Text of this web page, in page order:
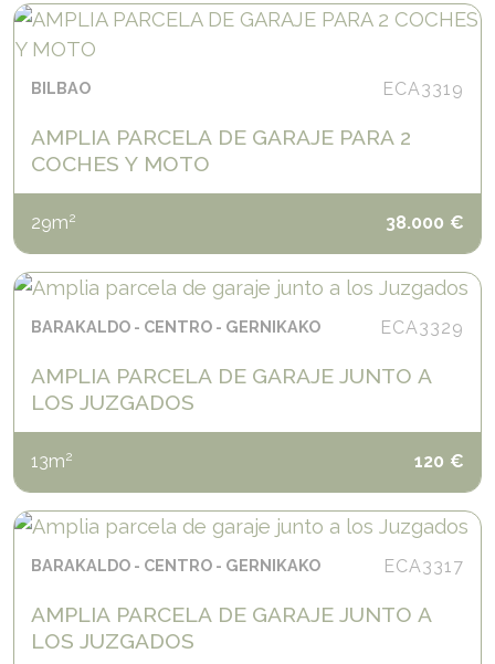
BILBAO ECA3319
AMPLIA PARCELA DE GARAJE PARA 2
COCHES Y MOTO
29m2 38.000 €
BARAKALDO CENTRO GERNIKAKO ECA3329
AMPLIA PARCELA DE GARAJE JUNTO A
LOS JUZGADOS
13m2 120 €
BARAKALDO CENTRO GERNIKAKO ECA3317
AMPLIA PARCELA DE GARAJE JUNTO A
LOS JUZGADOS